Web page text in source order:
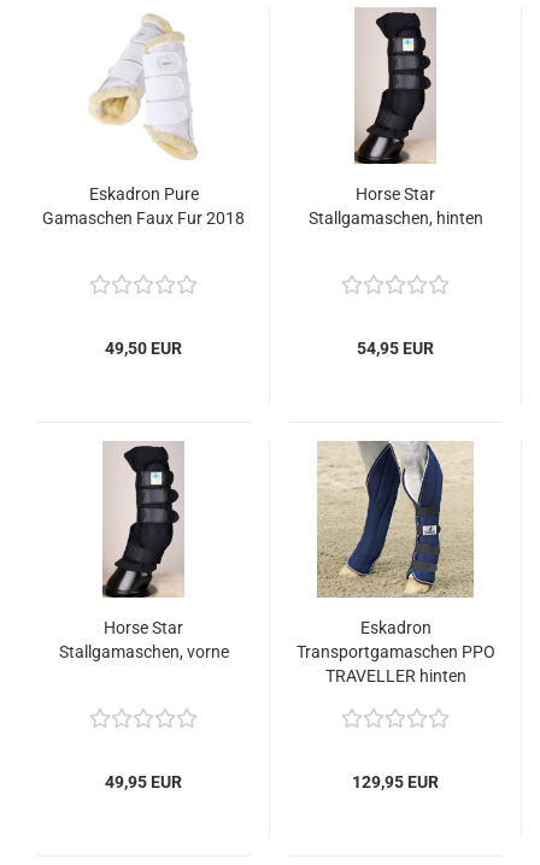
Eskadron Pure
Gamaschen Faux Fur 2018
49,50 EUR
Horse Star
Stallgamaschen, hinten
54,95 EUR
Horse Star
Stallgamaschen, vorne
49,95 EUR
Eskadron
Transportgamaschen PPO
TRAVELLER hinten
129,95 EUR